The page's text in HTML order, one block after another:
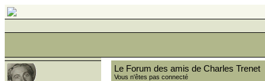
Le Forum des amis de Charles Trenet
Vous n'êtes pas connecté